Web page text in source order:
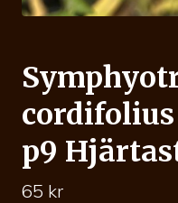
p9
65 kr